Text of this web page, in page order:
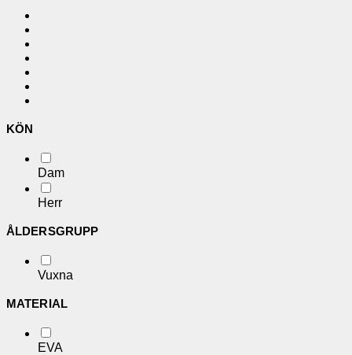
KÖN
Dam
Herr
ÅLDERSGRUPP
Vuxna
MATERIAL
EVA